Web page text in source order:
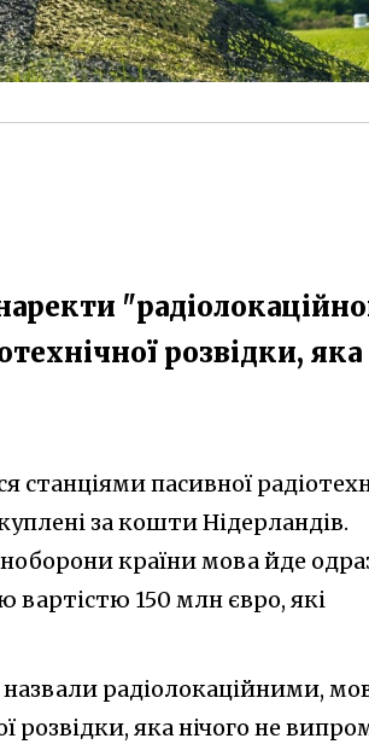
розвідки, яка
станціями пасивної
за кошти Нідерландів.
країни мова йде
вартістю 150 млн євро, які
радіолокаційними,
розвідки, яка нічого не